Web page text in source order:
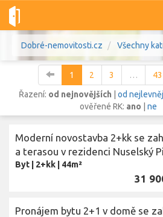
Dobré-nemovitosti.cz Všechny
Lokalita
Lokalita
1 2 3 …
Řazení: od nejnovějších od
ověřené RK: ano ne
Moderní novostavba 2+kk se
a terasou v rezidenci Nuselský
Byt 2+kk 44m²
31
Pronájem bytu 2+1 v domě se